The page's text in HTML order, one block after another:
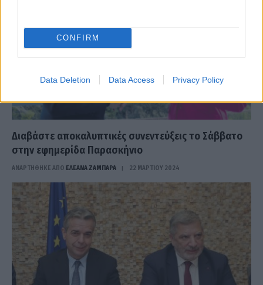
CONFIRM
Data Deletion Data Access Privacy Policy
Διαβάστε αποκαλυπτικές συνεντεύξεις το Σάββατο
στην εφημερίδα Παρασκήνιο
ΑΝΑΡΤΗΘΗΚΕ ΑΠΟ ΕΛΕΑΝΑ ΖΑΜΠΑΡΑ 22 ΜΑΡΤΊΟΥ 2024